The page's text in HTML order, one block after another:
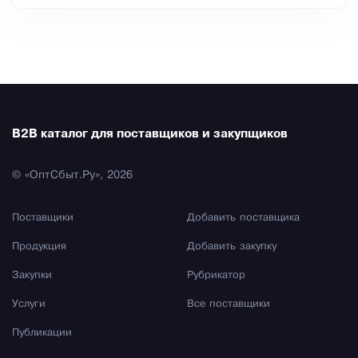
B2B каталог для поставщиков и закупщиков
© «ОптСбыт.Ру», 2026
Поставщики
Продукция
Закупки
Услуги
Публикации
Добавить поставщика
Добавить закупку
Рубрикатор
Все поставщики